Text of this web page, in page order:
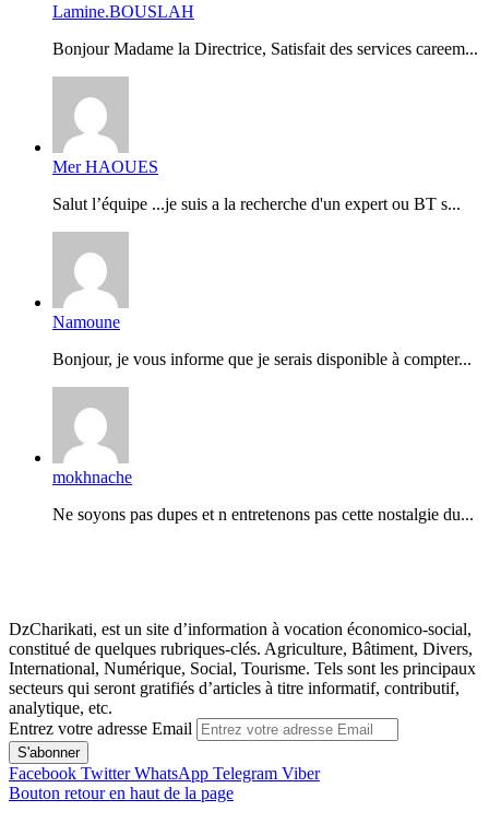
Lamine.BOUSLAH
Bonjour Madame la Directrice, Satisfait des services careem...
Mer HAOUES
Salut l’équipe ...je suis a la recherche d'un expert ou BT s...
Namoune
Bonjour, je vous informe que je serais disponible à compter...
mokhnache
Ne soyons pas dupes et n entretenons pas cette nostalgie du...
DzCharikati, est un site d’information à vocation économico-social,
constitué de quelques rubriques-clés. Agriculture, Bâtiment, Divers,
International, Numérique, Social, Tourisme. Tels sont les principaux
secteurs qui seront gratifiés d’articles à titre informatif, contributif,
analytique, etc.
Entrez votre adresse Email
Facebook Twitter WhatsApp Telegram Viber
Bouton retour en haut de la page